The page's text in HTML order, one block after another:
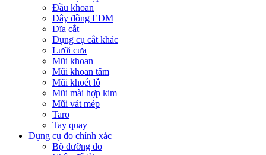
Đầu khoan
Dây đồng EDM
Đĩa cắt
Dụng cụ cắt khác
Lưỡi cưa
Mũi khoan
Mũi khoan tâm
Mũi khoét lỗ
Mũi mài hợp kim
Mũi vát mép
Taro
Tay quay
Dụng cụ đo chính xác
Bộ dưỡng đo